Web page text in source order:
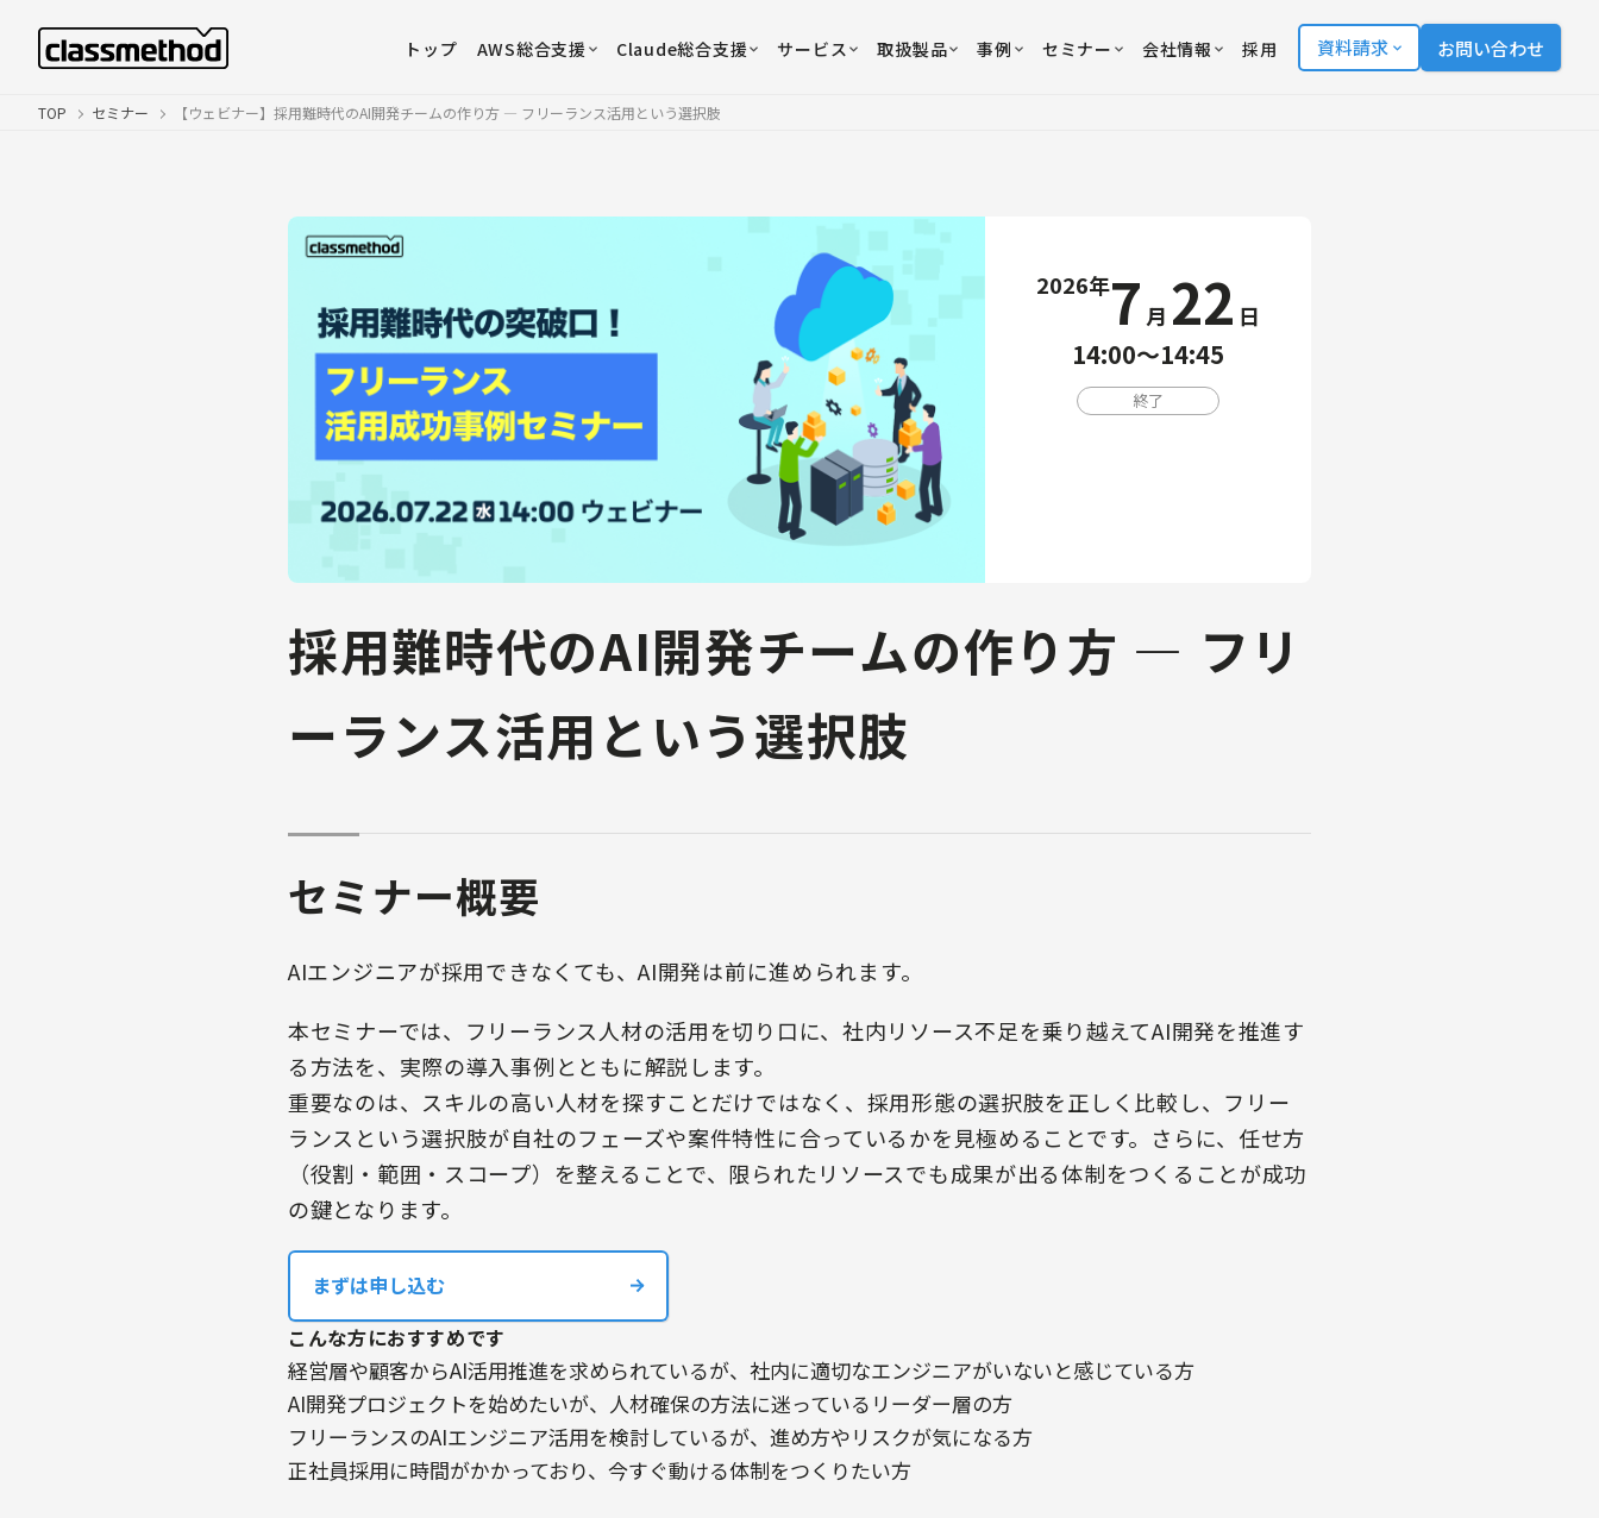
トップ AWS総合支援 Claude総合支援 サービス 取扱製品 事例 セミナー 会社情報 採用 資料請求 お問い合わせ
TOP セミナー 【ウェビナー】採用難時代のAI開発チームの作り方 ― フリーランス活用という選択肢
2026年7 月 22 日
14:00〜14:45
終了
採用難時代のAI開発チームの作り方 ― フリ
ーランス活用という選択肢
セミナー概要
AIエンジニアが採用できなくても、AI開発は前に進められます。
本セミナーでは、フリーランス人材の活用を切り口に、社内リソース不足を乗り越えてAI開発を推進す
る方法を、実際の導入事例とともに解説します。
重要なのは、スキルの高い人材を探すことだけではなく、採用形態の選択肢を正しく比較し、フリー
ランスという選択肢が自社のフェーズや案件特性に合っているかを見極めることです。さらに、任せ方
（役割・範囲・スコープ）を整えることで、限られたリソースでも成果が出る体制をつくることが成功
の鍵となります。
まずは申し込む
こんな方におすすめです
経営層や顧客からAI活用推進を求められているが、社内に適切なエンジニアがいないと感じている方
AI開発プロジェクトを始めたいが、人材確保の方法に迷っているリーダー層の方
フリーランスのAIエンジニア活用を検討しているが、進め方やリスクが気になる方
正社員採用に時間がかかっており、今すぐ動ける体制をつくりたい方